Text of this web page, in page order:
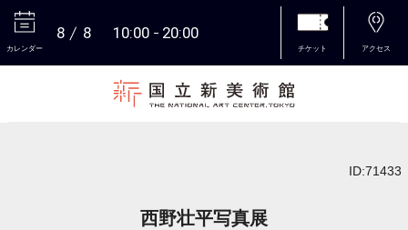
カレンダー
8 8 10:00 20:00
チケット アクセス
ID:71433
西野壮平写真展